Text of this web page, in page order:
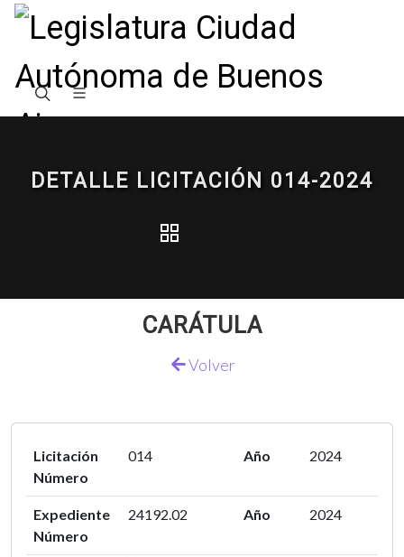
DETALLE LICITACIÓN 014-2024
CARÁTULA
Volver
Licitación
Número
014 Año 2024
Expediente
Número
24192.02 Año 2024